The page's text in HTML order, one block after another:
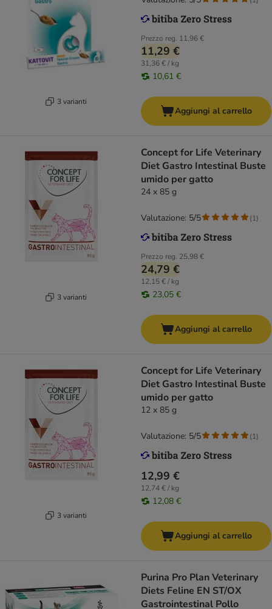
3 varianti
Prezzo reg. 11,96 €
11,29 €
31,36 € / kg
10,61 €
Aggiungi al carrello
3 varianti
Concept for Life Veterinary
Diet Gastro Intestinal Buste
umido per gatto
24 x 85 g
Prezzo reg. 25,98 €
24,79 €
12,15 € / kg
23,05 €
Valutazione: 5/5 (1)
Aggiungi al carrello
3 varianti
Concept for Life Veterinary
Diet Gastro Intestinal Buste
umido per gatto
12 x 85 g
12,99 €
12,74 € / kg
12,08 €
Valutazione: 5/5 (1)
Aggiungi al carrello
Purina Pro Plan Veterinary
Diets Feline EN ST/OX
Gastrointestinal Pollo